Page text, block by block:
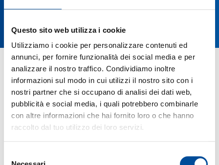
Questo sito web utilizza i cookie
Utilizziamo i cookie per personalizzare contenuti ed
annunci, per fornire funzionalità dei social media e per
analizzare il nostro traffico. Condividiamo inoltre
informazioni sul modo in cui utilizzi il nostro sito con i
nostri partner che si occupano di analisi dei dati web,
pubblicità e social media, i quali potrebbero combinarle
con altre informazioni che hai fornito loro o che hanno
raccolto dal tuo utilizzo dei loro servizi.